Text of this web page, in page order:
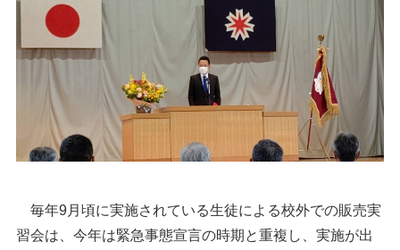
毎年9月頃に実施されている生徒による校外での販売実
習会は、今年は緊急事態宣言の時期と重複し、実施が出